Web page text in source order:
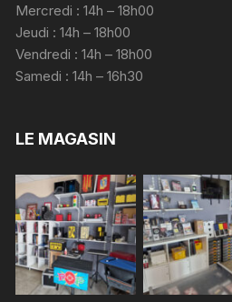
Mercredi : 14h – 18h00
Jeudi : 14h – 18h00
Vendredi : 14h – 18h00
Samedi : 14h – 16h30
LE MAGASIN